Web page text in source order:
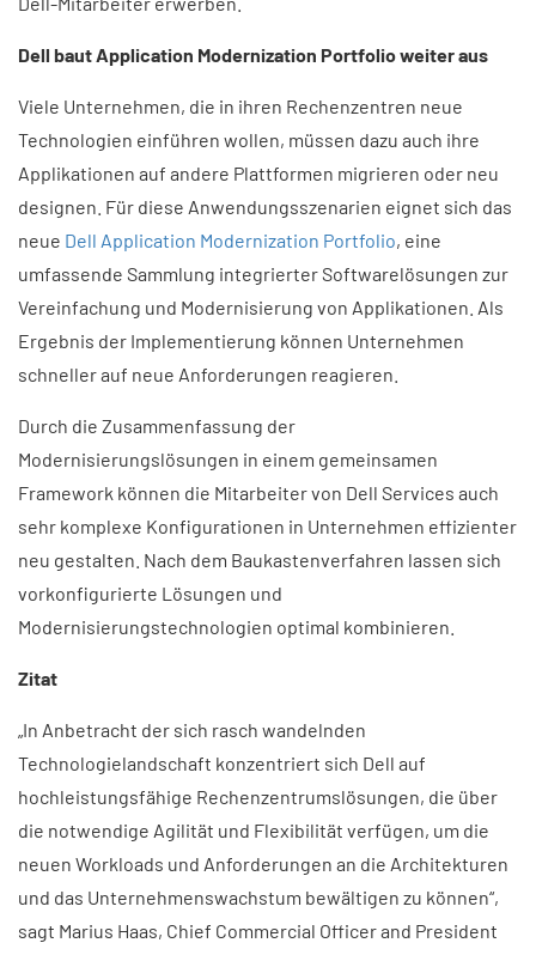
Dell baut Application Modernization Portfolio weiter aus
Viele Unternehmen, die in ihren Rechenzentren neue
Technologien einführen wollen, müssen dazu auch ihre
Applikationen auf andere Plattformen migrieren oder neu
designen. Für diese Anwendungsszenarien eignet sich das
neue Dell Application Modernization Portfolio, eine
umfassende Sammlung integrierter Softwarelösungen zur
Vereinfachung und Modernisierung von Applikationen. Als
Ergebnis der Implementierung können Unternehmen
schneller auf neue Anforderungen reagieren.
Durch die Zusammenfassung der
Modernisierungslösungen in einem gemeinsamen
Framework können die Mitarbeiter von Dell Services auch
sehr komplexe Konfigurationen in Unternehmen effizienter
neu gestalten. Nach dem Baukastenverfahren lassen sich
vorkonfigurierte Lösungen und
Modernisierungstechnologien optimal kombinieren.
Zitat
„In Anbetracht der sich rasch wandelnden
Technologielandschaft konzentriert sich Dell auf
hochleistungsfähige Rechenzentrumslösungen, die über
die notwendige Agilität und Flexibilität verfügen, um die
neuen Workloads und Anforderungen an die Architekturen
und das Unternehmenswachstum bewältigen zu können“,
sagt Marius Haas, Chief Commercial Officer and President